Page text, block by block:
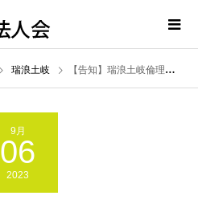
瑞浪土岐 【告知】瑞浪土岐倫理法人会 経営者モーニングセミナー9月予定表
9月
06
2023